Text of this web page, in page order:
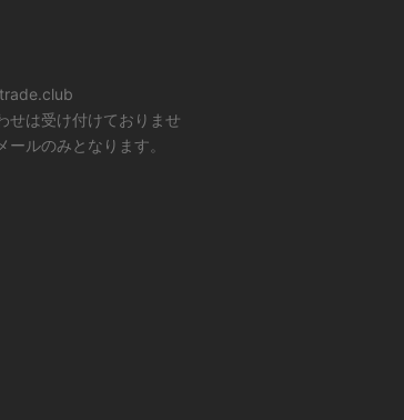
せは受け付けておりませ
ルのみとなります。